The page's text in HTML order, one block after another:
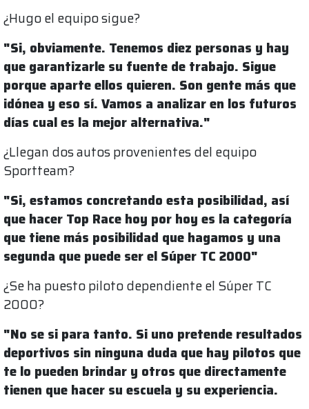
¿Hugo el equipo sigue?
"Si, obviamente. Tenemos diez personas y hay
que garantizarle su fuente de trabajo. Sigue
porque aparte ellos quieren. Son gente más que
idónea y eso sí. Vamos a analizar en los futuros
días cual es la mejor alternativa."
¿Llegan dos autos provenientes del equipo
Sportteam?
"Si, estamos concretando esta posibilidad, así
que hacer Top Race hoy por hoy es la categoría
que tiene más posibilidad que hagamos y una
segunda que puede ser el Súper TC 2000"
¿Se ha puesto piloto dependiente el Súper TC
2000?
"No se si para tanto. Si uno pretende resultados
deportivos sin ninguna duda que hay pilotos que
te lo pueden brindar y otros que directamente
tienen que hacer su escuela y su experiencia.